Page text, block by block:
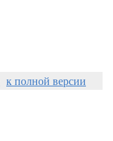
к полной версии